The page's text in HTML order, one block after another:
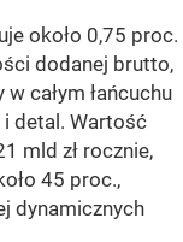
około 0,75 proc.
dodanej brutto,
całym łańcuchu
detal. Wartość
mld zł rocznie,
45 proc.,
dynamicznych